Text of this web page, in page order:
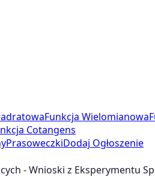
Funkcja Wielomianowa
Cotangens
PrasoweczkiDodaj Ogłoszenie
- Wnioski z Eksperymentu